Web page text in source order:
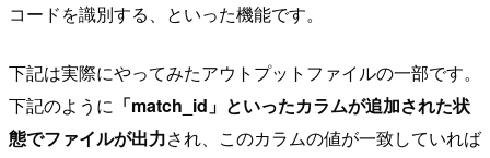
コードを識別する、といった機能です。
下記は実際にやってみたアウトプットファイルの一部です。
下記のように 「match_id」といったカラムが追加された状
態でファイルが出力され、このカラムの値が一致していれば